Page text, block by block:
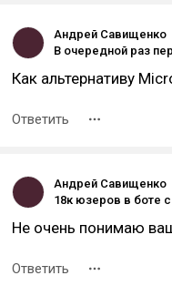
Андрей Савищенко
Как альтернативу
Ответить
Андрей Савищенко
Не очень понимаю
Ответить